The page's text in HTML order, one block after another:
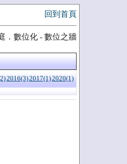
回到首頁
．數位化 - 數位之牆
2016(3)2017(1)2020(1)